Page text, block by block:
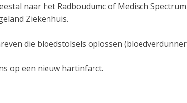
naar het Radboudumc of Medisch Spectrum
Ziekenhuis.
die bloedstolsels oplossen
op een nieuw hartinfarct.